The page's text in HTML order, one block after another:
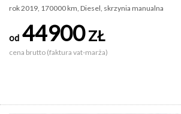
rok 2019, 170000 km, Diesel, skrzynia manualna
od 44900ZŁ
cena brutto (faktura vat-marża)